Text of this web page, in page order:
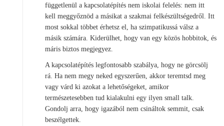
függetlenül a kapcsolatépítés nem iskolai felelés: nem itt
kell meggyőznöd a másikat a szakmai felkészültségedről. Itt
most sokkal többet érhetsz el, ha szimpatikussá válsz a
másik számára. Kiderülhet, hogy van egy közös hobbitok, és
máris biztos megjegyez.
A kapcsolatépítés legfontosabb szabálya, hogy ne görcsölj
rá. Ha nem megy neked egyszerűen, akkor teremtsd meg
vagy várd ki azokat a lehetőségeket, amikor
természetesebben tud kialakulni egy ilyen small talk.
Gondolj arra, hogy igazából nem csináltok semmit, csak
beszélgettek.